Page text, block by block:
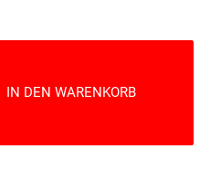
IN DEN WARENKORB